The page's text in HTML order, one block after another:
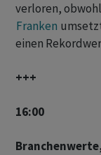
verloren, obwohl
Franken
einen
+++
16:00